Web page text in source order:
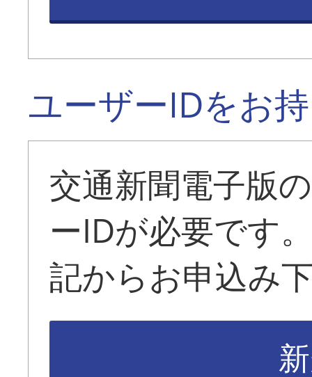
ユーザーIDをお
交通新聞電子版
ーIDが必要です
記からお申込み